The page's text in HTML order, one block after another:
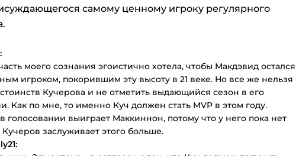
самому ценному игроку регулярного
моего сознания эгоистично хотела, чтобы Макдэвид остался
игроком, покорившим эту высоту в 21 веке. Но все же нельзя
Кучерова и не отметить выдающийся сезон в его
Как по мне, то именно Куч должен стать MVP в этом году.
голосовании выиграет Маккиннон, потому что у него пока нет
Кучеров заслуживает этого больше.